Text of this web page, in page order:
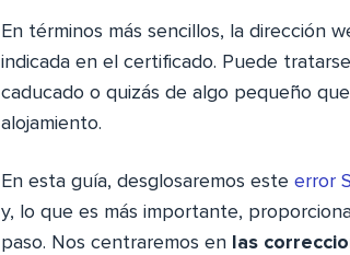
En términos más sencillos, la dirección
indicada en el certificado. Puede
caducado o quizás de algo pequeño
alojamiento.
En esta guía, desglosaremos este error
y, lo que es más importante,
paso. Nos centraremos en
las